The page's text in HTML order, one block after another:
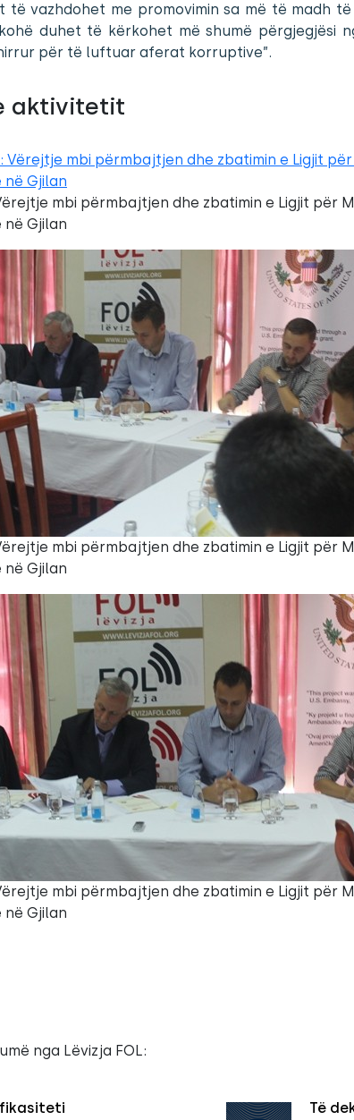
të vazhdohet me promovimin sa më të madh
duhet të kërkohet më shumë përgjegjësi
për të luftuar aferat korruptive”.
aktivitetit
mbi përmbajtjen dhe zbatimin e Ligjit për
Gjilan
mbi përmbajtjen dhe zbatimin e Ligjit për
Gjilan
mbi përmbajtjen dhe zbatimin e Ligjit për
Gjilan
nga Lëvizja FOL:
Të